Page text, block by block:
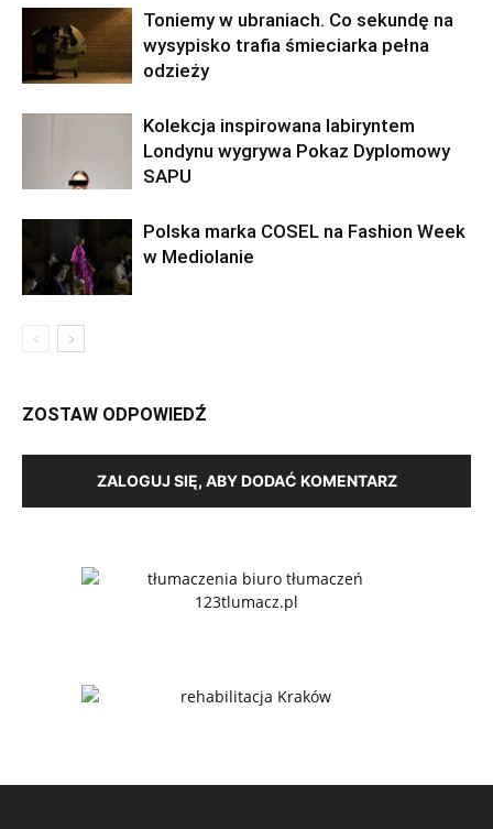
Toniemy w ubraniach. Co sekundę na
wysypisko trafia śmieciarka pełna
odzieży
Kolekcja inspirowana labiryntem
Londynu wygrywa Pokaz Dyplomowy
SAPU
Polska marka COSEL na Fashion Week
w Mediolanie
ZOSTAW ODPOWIEDŹ
ZALOGUJ SIĘ, ABY DODAĆ KOMENTARZ